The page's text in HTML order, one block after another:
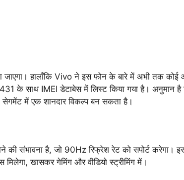
हालाँकि Vivo ने इस फोन के बारे में अभी तक कोई
के साथ IMEI डेटाबेस में लिस्ट किया गया है। अनुमान
में एक शानदार विकल्प बन सकता है।
की संभावना है, जो 90Hz रिफ्रेश रेट को सपोर्ट करेगा।
मिलेगा, खासकर गेमिंग और वीडियो स्ट्रीमिंग में।